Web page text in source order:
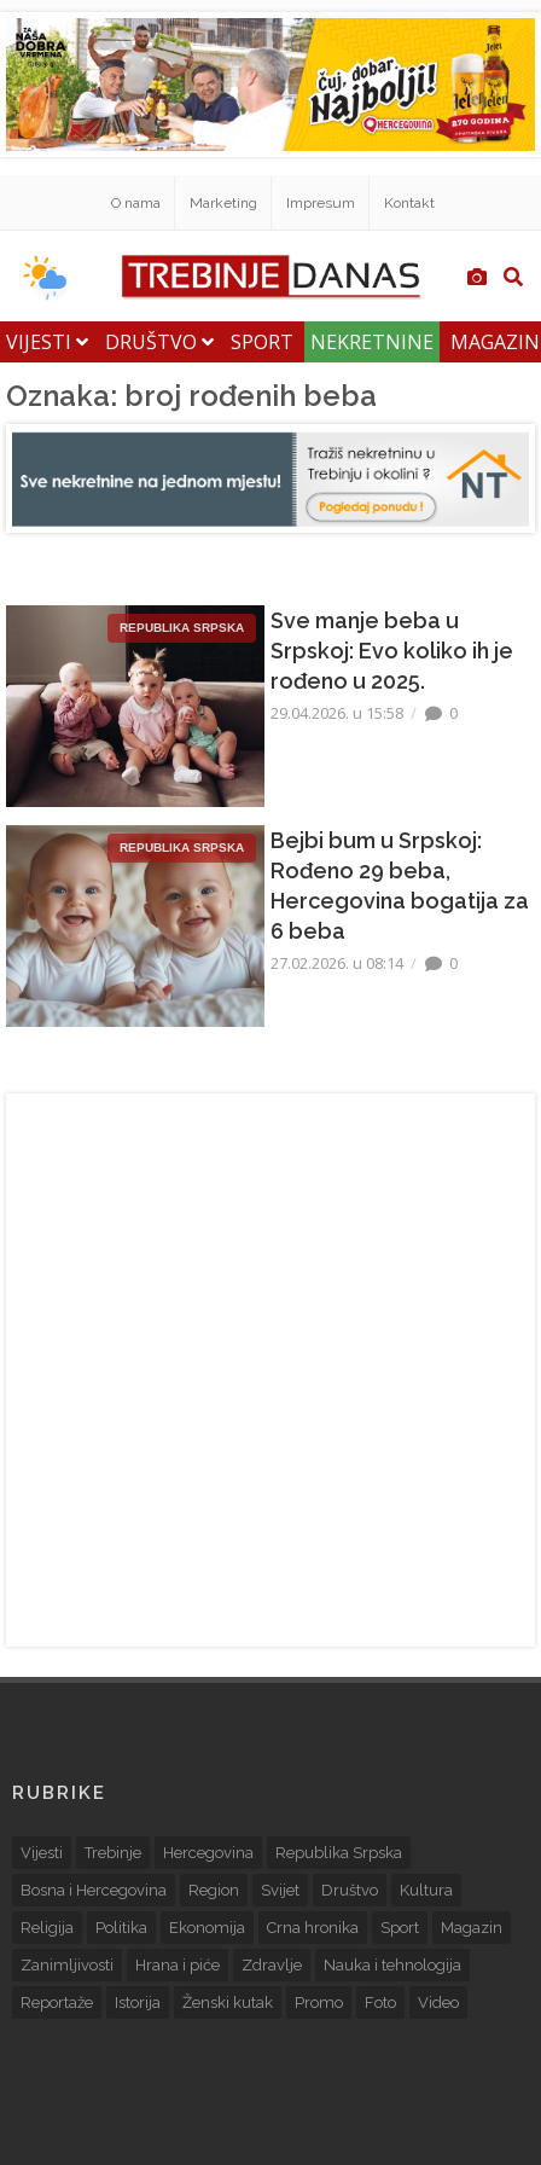
O nama Marketing Impresum Kontakt
VIJESTI DRUŠTVO SPORT NEKRETNINE
Oznaka: broj rođenih beba
REPUBLIKA SRPSKA
Sve manje beba u
Srpskoj: Evo koliko ih je
rođeno u 2025.
29.04.2026. u 15:58 0
REPUBLIKA SRPSKA
Bejbi bum u Srpskoj:
Rođeno 29 beba,
Hercegovina bogatija za
6 beba
27.02.2026. u 08:14 0
RUBRIKE
Vijesti Trebinje Hercegovina Republika Srpska
Bosna i Hercegovina Region Svijet Društvo Kultura
Religija Politika Ekonomija Crna hronika Sport Magazin
Zanimljivosti Hrana i piće Zdravlje Nauka i tehnologija
Reportaže Istorija Ženski kutak Promo Foto Video